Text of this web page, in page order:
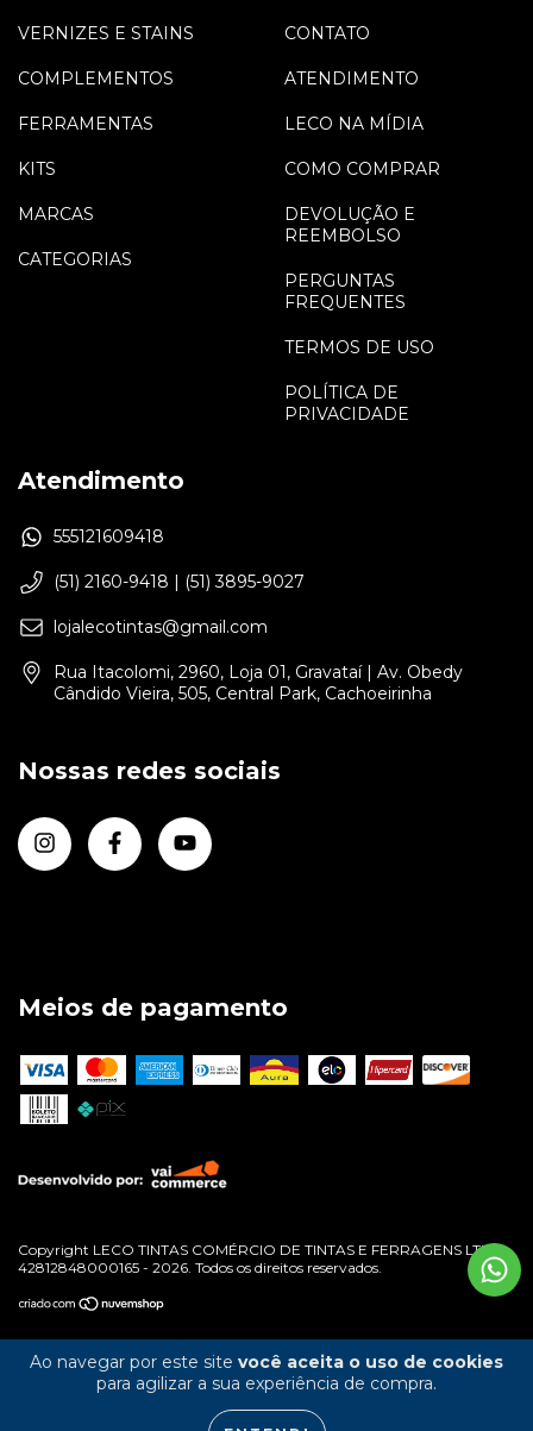
Ao navegar por este site você aceita o uso de cookies
para agilizar a sua experiência de compra.
VERNIZES E STAINS
COMPLEMENTOS
FERRAMENTAS
KITS
MARCAS
CATEGORIAS
CONTATO
ATENDIMENTO
LECO NA MÍDIA
COMO COMPRAR
DEVOLUÇÃO E
REEMBOLSO
PERGUNTAS
FREQUENTES
TERMOS DE USO
POLÍTICA DE
PRIVACIDADE
Atendimento
555121609418
(51) 2160-9418 | (51) 3895-9027
lojalecotintas@gmail.com
Rua Itacolomi, 2960, Loja 01, Gravataí | Av. Obedy
Cândido Vieira, 505, Central Park, Cachoeirinha
Nossas redes sociais
Meios de pagamento
Copyright LECO TINTAS COMÉRCIO DE TINTAS E FERRAGENS LTDA -
42812848000165 - 2026. Todos os direitos reservados.